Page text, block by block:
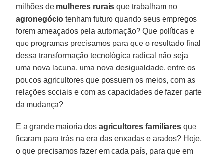
milhões de mulheres rurais que trabalham no
agronegócio tenham futuro quando seus empregos
forem ameaçados pela automação? Que políticas e
que programas precisamos para que o resultado final
dessa transformação tecnológica radical não seja
uma nova lacuna, uma nova desigualdade, entre os
poucos agricultores que possuem os meios, com as
relações sociais e com as capacidades de fazer parte
da mudança?
E a grande maioria dosagricultores familiares que
ficaram para trás na era das enxadas e arados? Hoje,
o que precisamos fazer em cada país, para que em